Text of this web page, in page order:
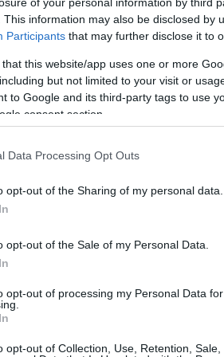
This information may also be disclosed by
Participants that may further disclose it to
that this website/app uses one or more
but not limited to your visit or
to Google and its third-party tags to use
consent section.
Data Processing Opt Outs
opt-out of the Sharing of my personal data.
opt-out of the Sale of my Personal Data.
opt-out of processing my Personal Data
opt-out of Collection, Use, Retention,
regényéről a posztmodern
metafora a kortárs kultúra és
legtalálóbb leírása. Míg a
bűvészdoboz egyetlen, jól
rejt, addig a...
Sült csirkecombos tésztaA
számít. Egy idő után azonban